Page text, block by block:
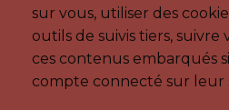
sur vous, utiliser des
outils de suivis tiers, suivre
ces contenus embarqués
compte connecté sur leur